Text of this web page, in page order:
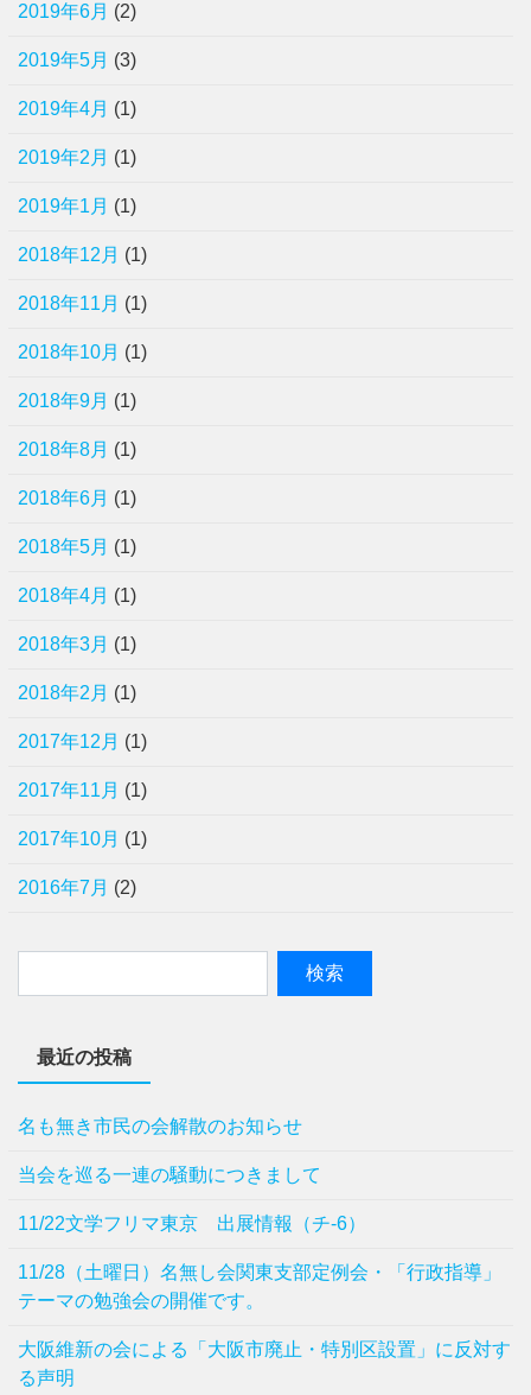
2019年6月 (2)
2019年5月 (3)
2019年4月 (1)
2019年2月 (1)
2019年1月 (1)
2018年12月 (1)
2018年11月 (1)
2018年10月 (1)
2018年9月 (1)
2018年8月 (1)
2018年6月 (1)
2018年5月 (1)
2018年4月 (1)
2018年3月 (1)
2018年2月 (1)
2017年12月 (1)
2017年11月 (1)
2017年10月 (1)
2016年7月 (2)
最近の投稿
名も無き市民の会解散のお知らせ
当会を巡る一連の騒動につきまして
11/22文学フリマ東京 出展情報（チ-6）
11/28（土曜日）名無し会関東支部定例会・「行政指導」
テーマの勉強会の開催です。
⼤阪維新の会による「⼤阪市廃⽌・特別区設置」に反対す
る声明